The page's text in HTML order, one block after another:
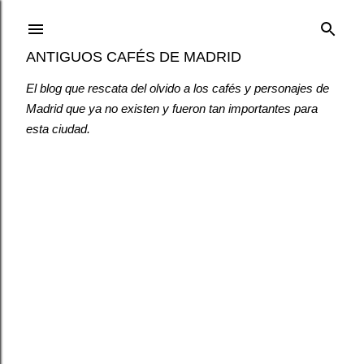
ANTIGUOS CAFÉS DE MADRID
El blog que rescata del olvido a los cafés y personajes de
Madrid que ya no existen y fueron tan importantes para
esta ciudad.